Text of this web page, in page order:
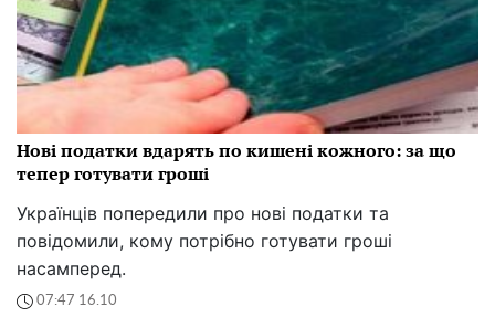
Нові податки вдарять по кишені кожного: за що
тепер готувати гроші
Українців попередили про нові податки та
повідомили, кому потрібно готувати гроші
насамперед.
07:47 16.10